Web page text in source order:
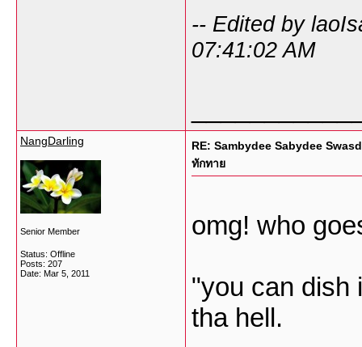
-- Edited by
07:41:02 AM
NangDarling
Senior Member
Status: Offline
Posts: 207
Date: Mar 5, 2011
RE: Sambydee Sabydee
ทักทาย
omg! who
"you can dish
tha hell.